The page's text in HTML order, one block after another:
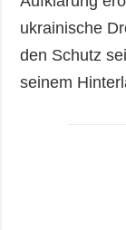
ukrainische
den Schutz
seinem